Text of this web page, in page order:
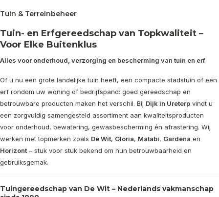
Tuin & Terreinbeheer
Tuin- en Erfgereedschap van Topkwaliteit –
Voor Elke Buitenklus
Alles voor onderhoud, verzorging en bescherming van tuin en erf
Of u nu een grote landelijke tuin heeft, een compacte stadstuin of een
erf rondom uw woning of bedrijfspand: goed gereedschap en
betrouwbare producten maken het verschil. Bij Dijk in Ureterp vindt u
een zorgvuldig samengesteld assortiment aan kwaliteitsproducten
voor onderhoud, bewatering, gewasbescherming én afrastering. Wij
werken met topmerken zoals De Wit, Gloria, Matabi, Gardena en
Horizont – stuk voor stuk bekend om hun betrouwbaarheid en
gebruiksgemak.
Tuingereedschap van De Wit – Nederlands vakmanschap